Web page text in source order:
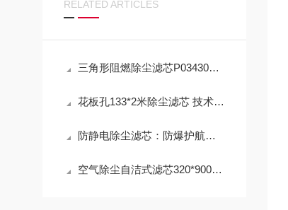
RELATED ARTICLES
三角形阻燃除尘滤芯P034303 工作原理
花板孔133*2米除尘滤芯 技术参数
防静电除尘滤芯：防爆护航，高效除尘，守护高危工况安全
空气除尘自洁式滤芯320*900mm 性能